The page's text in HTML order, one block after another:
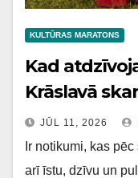
KULTŪRAS MARATONS
Kad
Krāslavā
JŪL 11, 2026
Ir notikumi, kas
arī īstu, dzīvu un